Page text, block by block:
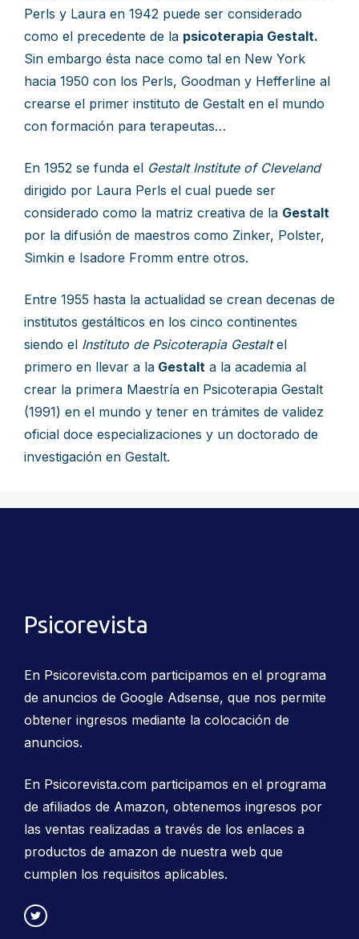
Perls y Laura en 1942 puede ser considerado
como el precedente de la psicoterapia Gestalt.
Sin embargo ésta nace como tal en New York
hacia 1950 con los Perls, Goodman y Hefferline al
crearse el primer instituto de Gestalt en el mundo
con formación para terapeutas…
En 1952 se funda el Gestalt Institute of Cleveland
dirigido por Laura Perls el cual puede ser
considerado como la matriz creativa de la Gestalt
por la difusión de maestros como Zinker, Polster,
Simkin e Isadore Fromm entre otros.
Entre 1955 hasta la actualidad se crean decenas de
institutos gestálticos en los cinco continentes
siendo el Instituto de Psicoterapia Gestaltel
primero en llevar a la Gestalt a la academia al
crear la primera Maestría en Psicoterapia Gestalt
(1991) en el mundo y tener en trámites de validez
oficial doce especializaciones y un doctorado de
investigación en Gestalt.
Psicorevista
En Psicorevista.com participamos en el programa
de anuncios de Google Adsense, que nos permite
obtener ingresos mediante la colocación de
anuncios.
En Psicorevista.com participamos en el programa
de afiliados de Amazon, obtenemos ingresos por
las ventas realizadas a través de los enlaces a
productos de amazon de nuestra web que
cumplen los requisitos aplicables.